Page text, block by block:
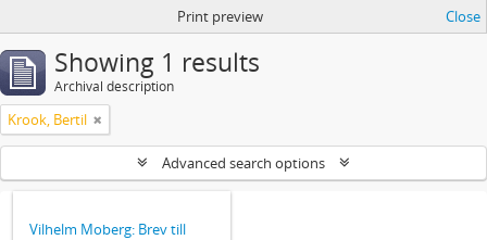
Print preview Close
Showing 1 results
Archival description
Krook, Bertil
Advanced search options
Vilhelm Moberg: Brev till